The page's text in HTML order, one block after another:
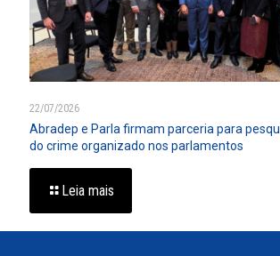
22/07/2026
Abradep e Parla firmam parceria para
do crime organizado nos parlamentos
Leia mais